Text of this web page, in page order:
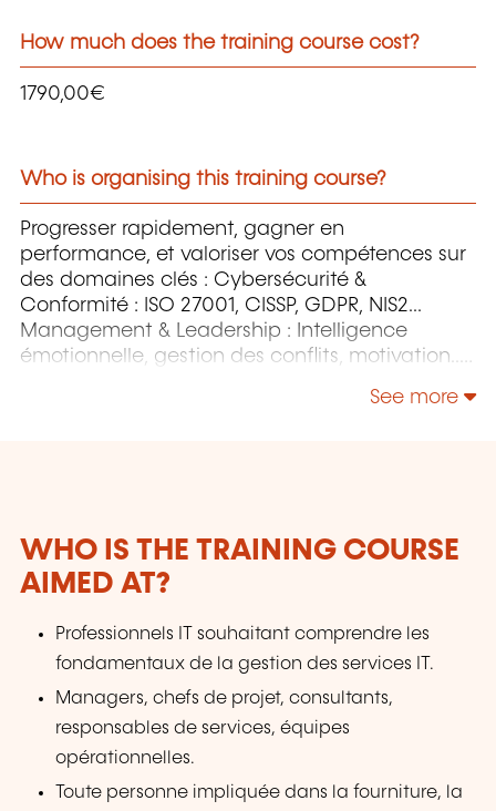
How much does the training course cost?
1790,00€
Who is organising this training course?
Progresser rapidement, gagner en
performance, et valoriser vos compétences sur
des domaines clés : Cybersécurité &
Conformité : ISO 27001, CISSP, GDPR, NIS2...
Management & Leadership : Intelligence
émotionnelle, gestion des conflits, motivation...
See more
WHO IS THE TRAINING COURSE
AIMED AT?
Professionnels IT souhaitant comprendre les
fondamentaux de la gestion des services IT.
Managers, chefs de projet, consultants,
responsables de services, équipes
opérationnelles.
Toute personne impliquée dans la fourniture, la